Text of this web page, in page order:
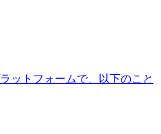
ットフォームで、以下のこと